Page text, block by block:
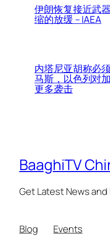
伊朗恢复接近武
缩的放缓 – IAEA
内塔尼亚胡称必
马斯，以色列对
更多袭击
BaaghiTV
Get Latest News
Blog
Events